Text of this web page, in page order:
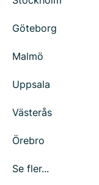
Göteborg
Malmö
Uppsala
Västerås
Örebro
Se fler...